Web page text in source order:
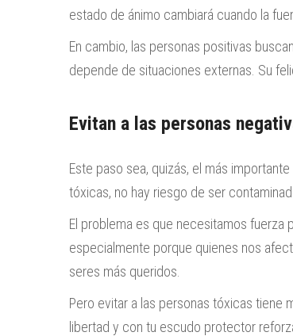
estado de ánimo cambiará cuando la
En cambio, las personas positivas
depende de situaciones externas. Su
Evitan a las personas
Este paso sea, quizás, el más
tóxicas, no hay riesgo de ser
El problema es que necesitamos fuerza
especialmente porque quienes nos
seres más queridos.
Pero evitar a las personas tóxicas tiene
libertad y con tu escudo protector